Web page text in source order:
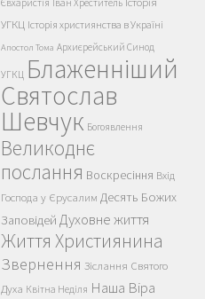
Євхаристія Іван Хреститель
УГКЦ Історія християнства в Україні
Апостол Тома Архиєрейський Синод
УГКЦ Блаженніший
Святослав
Шевчук Богоявлення
Великоднє
послання Воскресіння Вхід
Господа у Єрусалим Десять Божих
Заповідей Духовне життя
Життя Християнина
Звернення Зіслання Святого
Духа Квітна Неділя Наша Віра